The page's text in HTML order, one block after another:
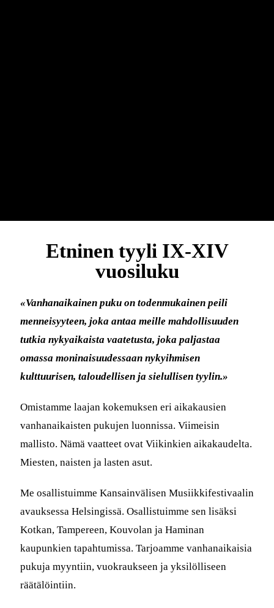
Etninen tyyli IX-XIV
vuosiluku
«Vanhanaikainen puku on todenmukainen peili
menneisyyteen, joka antaa meille mahdollisuuden
tutkia nykyaikaista vaatetusta, joka paljastaa
omassa moninaisuudessaan nykyihmisen
kulttuurisen, taloudellisen ja sielullisen tyylin.»
Omistamme laajan kokemuksen eri aikakausien
vanhanaikaisten pukujen luonnissa. Viimeisin
mallisto. Nämä vaatteet ovat Viikinkien aikakaudelta.
Miesten, naisten ja lasten asut.
Me osallistuimme Kansainvälisen Musiikkifestivaalin
avauksessa Helsingissä. Osallistuimme sen lisäksi
Kotkan, Tampereen, Kouvolan ja Haminan
kaupunkien tapahtumissa. Tarjoamme vanhanaikaisia
pukuja myyntiin, vuokraukseen ja yksilölliseen
räätälöintiin.